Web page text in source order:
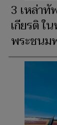
3 เหล่าทั
เกียรติ ใ
พระชนม